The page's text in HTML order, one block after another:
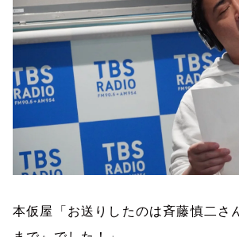
本仮屋「お送りしたのは斉藤慎二さ